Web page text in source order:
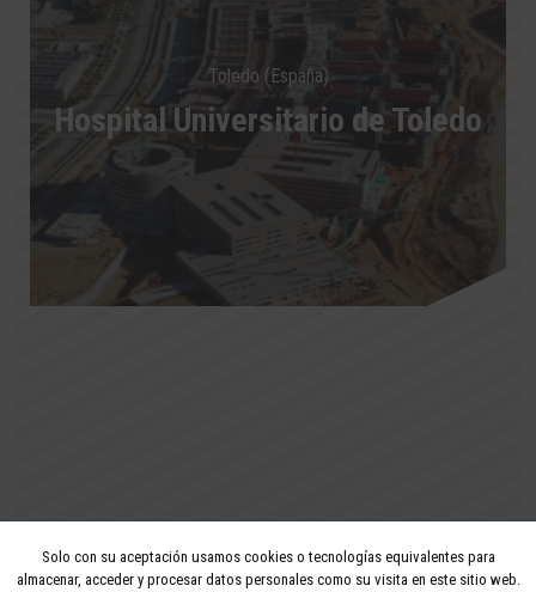
Toledo (España)
Hospital Universitario de Toledo
2026 - Todos los derechos reservados
Solo con su aceptación usamos cookies o tecnologías equivalentes para
almacenar, acceder y procesar datos personales como su visita en este sitio web.